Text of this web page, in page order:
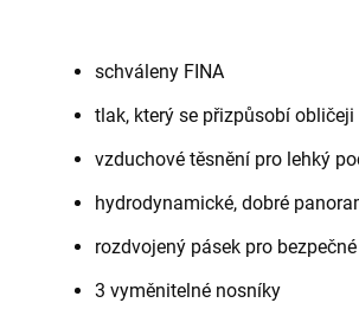
schváleny FINA
tlak, který se přizpůsobí obličeji
vzduchové těsnění pro lehký
hydrodynamické, dobré
rozdvojený pásek pro
3 vyměnitelné nosníky